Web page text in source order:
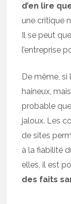
d’en lire
une critique
Il se peut
l’entreprise
De même,
haineux,
probable
jaloux. Les
de sites
à la fiabilité
elles, il est
des faits